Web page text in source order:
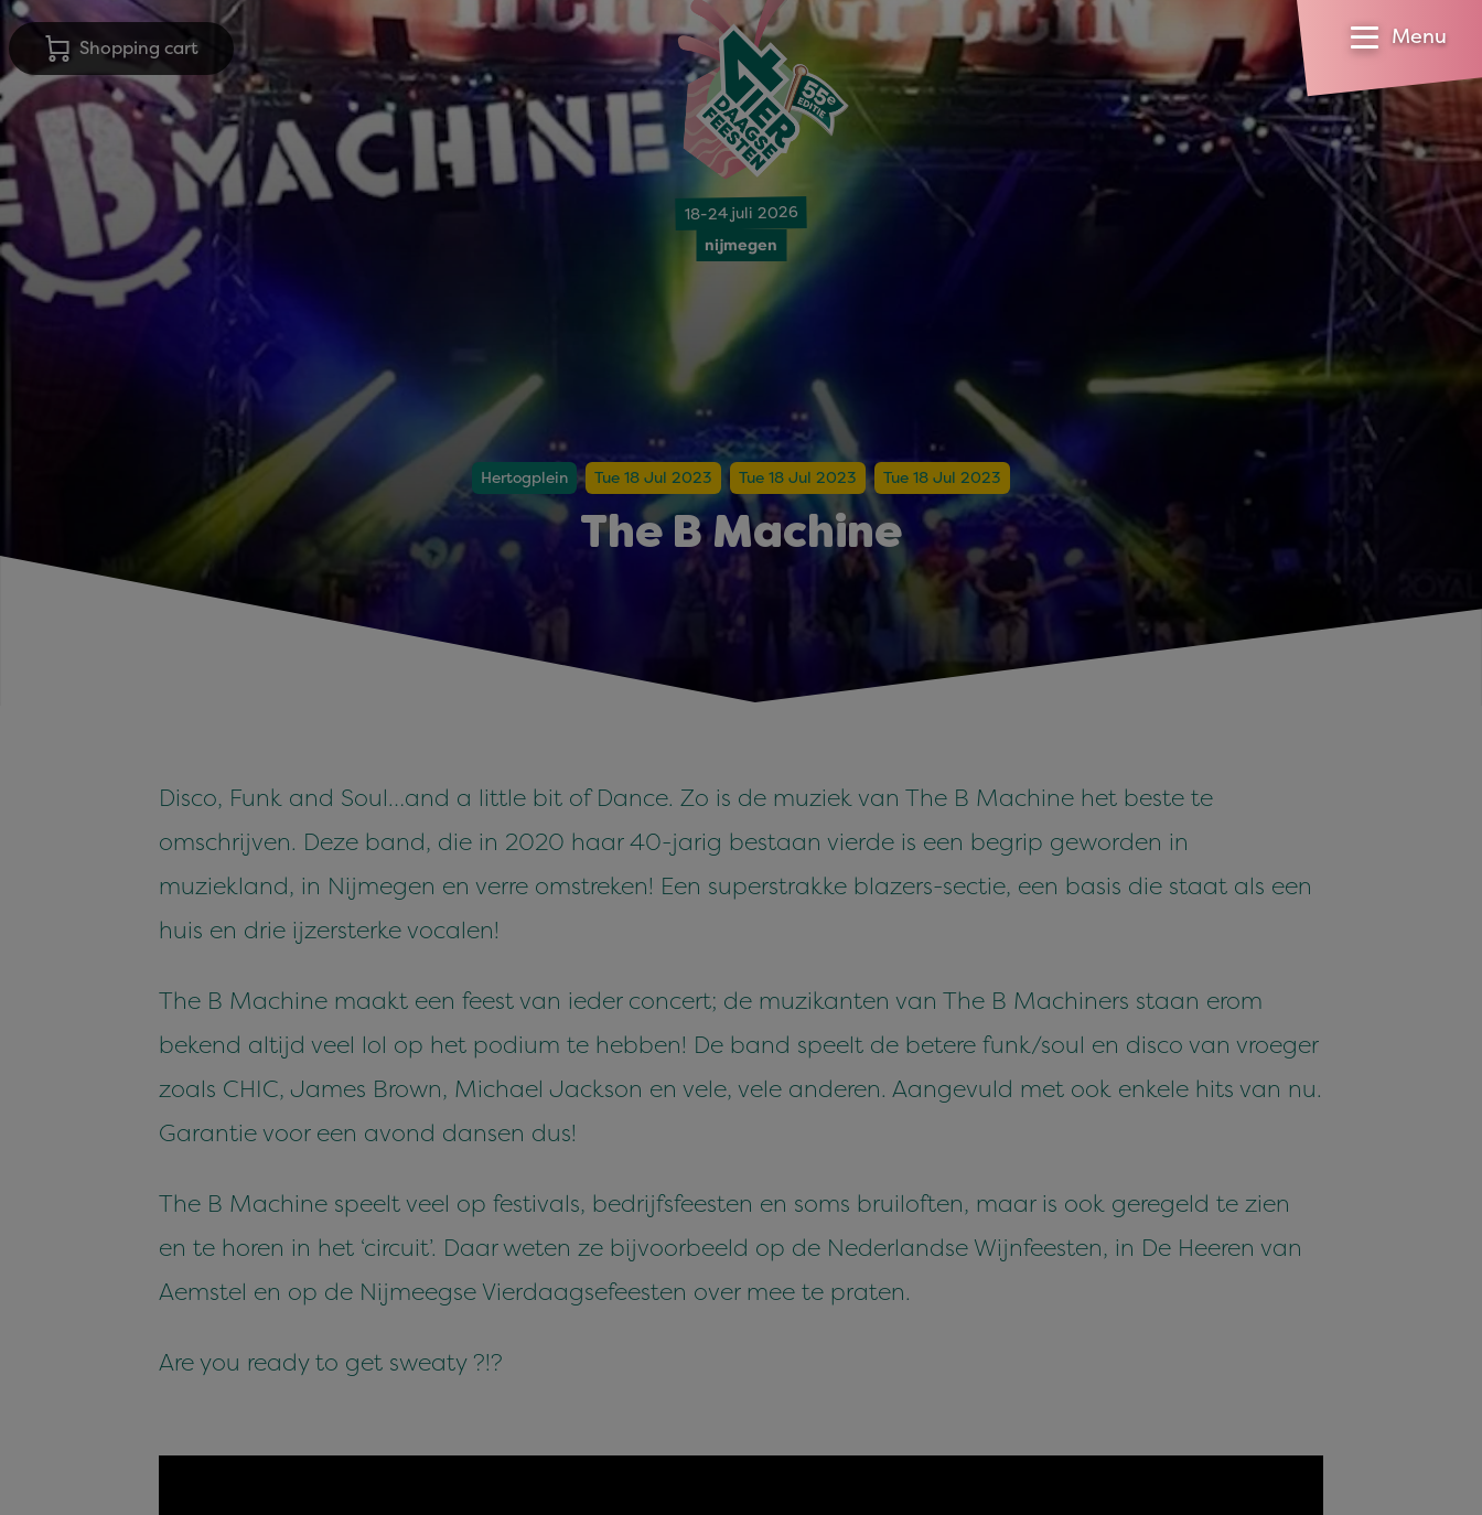
Shopping cart
18-24 juli 2026
nijmegen
Menu
Hertogplein Tue 18 Jul 2023 Tue 18 Jul 2023 Tue 18 Jul 2023
The B Machine
Disco, Funk and Soul…and a little bit of Dance. Zo is de muziek van The B Machine het beste te
omschrijven. Deze band, die in 2020 haar 40-jarig bestaan vierde is een begrip geworden in
muziekland, in Nijmegen en verre omstreken! Een superstrakke blazers-sectie, een basis die staat als een
huis en drie ijzersterke vocalen!
The B Machine maakt een feest van ieder concert; de muzikanten van The B Machiners staan erom
bekend altijd veel lol op het podium te hebben! De band speelt de betere funk/soul en disco van vroeger
zoals CHIC, James Brown, Michael Jackson en vele, vele anderen. Aangevuld met ook enkele hits van nu.
Garantie voor een avond dansen dus!
The B Machine speelt veel op festivals, bedrijfsfeesten en soms bruiloften, maar is ook geregeld te zien
en te horen in het ‘circuit’. Daar weten ze bijvoorbeeld op de Nederlandse Wijnfeesten, in De Heeren van
Aemstel en op de Nijmeegse Vierdaagsefeesten over mee te praten.
Are you ready to get sweaty ?!?